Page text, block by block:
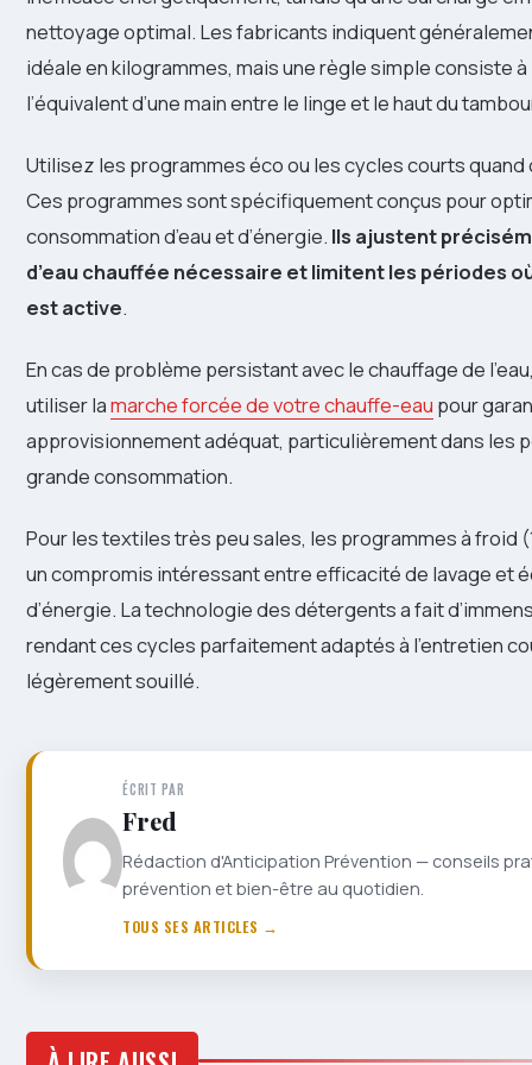
nettoyage optimal. Les fabricants indiquent
idéale en kilogrammes, mais une règle simple consiste
l’équivalent d’une main entre le linge et le haut du
Utilisez les programmes éco ou les cycles courts quand
Ces programmes sont spécifiquement conçus pour
consommation d’eau et d’énergie. Ils ajustent
d’eau chauffée nécessaire et limitent les périodes
est active.
En cas de problème persistant avec le chauffage de
utiliser lamarche forcée de votre chauffe-eau pour
approvisionnement adéquat, particulièrement dans les
grande consommation.
Pour les textiles très peu sales, les programmes à froid
un compromis intéressant entre efficacité de lavage et
d’énergie. La technologie des détergents a fait
rendant ces cycles parfaitement adaptés à l’entretien
légèrement souillé.
ÉCRIT PAR
Fred
Rédaction d'Anticipation Prévention — conseils
prévention et bien-être au quotidien.
TOUS SES ARTICLES →